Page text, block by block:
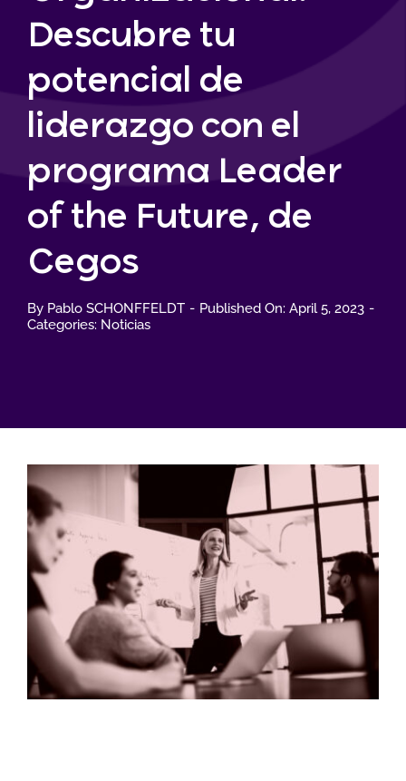
Descubre tu
potencial de
liderazgo con el
programa Leader
of the Future, de
Cegos
By Pablo SCHONFFELDT - Published On: April 5, 2023 -
Categories: Noticias